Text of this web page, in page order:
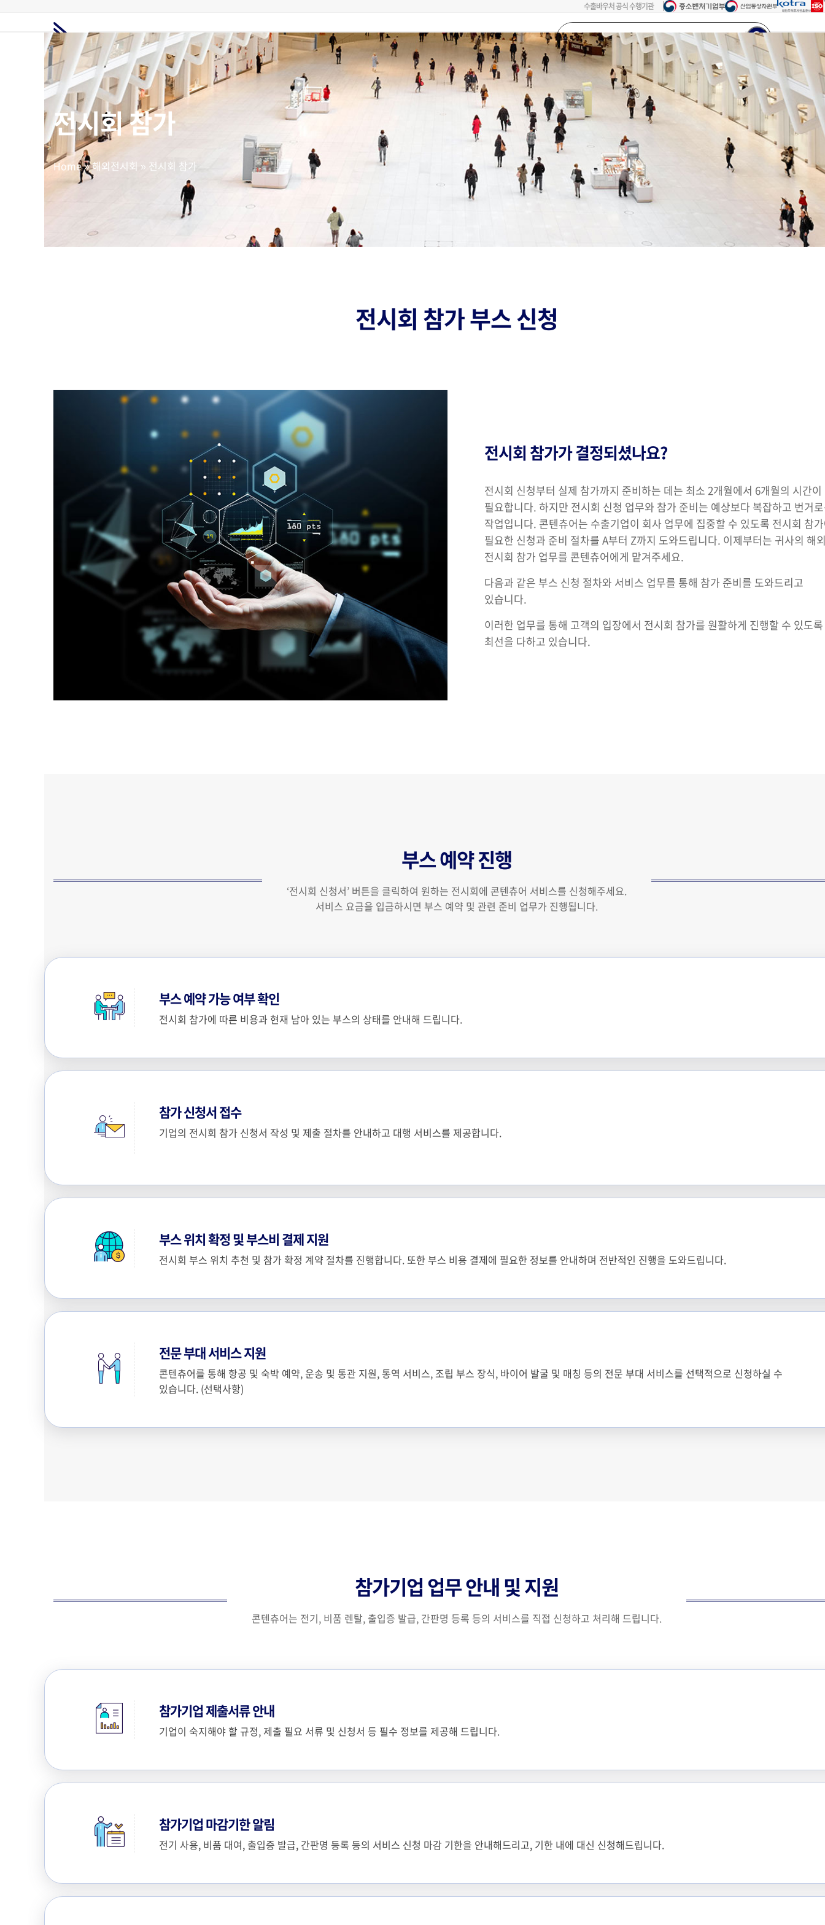
수출바우처 공식 수행기관
검색어를
입력해주세요...
회원가입 로그인
홈 전시회정보해외전시회전시부스 해외마케팅 고객사례Language
전시회 참가
Home»해외전시회 » 전시회 참가
전시회 참가 부스 신청
전시회 참가가 결정되셨나요?
전시회 신청부터 실제 참가까지 준비하는 데는 최소 2개월에서 6개월의 시간이
필요합니다. 하지만 전시회 신청 업무와 참가 준비는 예상보다 복잡하고 번거
작업입니다. 콘텐츄어는 수출기업이 회사 업무에 집중할 수 있도록 전시회 참
필요한 신청과 준비 절차를 A부터 Z까지 도와드립니다. 이제부터는 귀사의 해
전시회 참가 업무를 콘텐츄어에게 맡겨주세요.
다음과 같은 부스 신청 절차와 서비스 업무를 통해 참가 준비를 도와드리고
있습니다.
이러한 업무를 통해 고객의 입장에서 전시회 참가를 원활하게 진행할 수 있도록
최선을 다하고 있습니다.
부스 예약 진행
‘전시회 신청서’ 버튼을 클릭하여 원하는 전시회에 콘텐츄어 서비스를 신청해주세요.
서비스 요금을 입금하시면 부스 예약 및 관련 준비 업무가 진행됩니다.
부스 예약 가능 여부 확인
전시회 참가에 따른 비용과 현재 남아 있는 부스의 상태를 안내해 드립니다.
참가 신청서 접수
기업의 전시회 참가 신청서 작성 및 제출 절차를 안내하고 대행 서비스를 제공합니다.
부스 위치 확정 및 부스비 결제 지원
전시회 부스 위치 추천 및 참가 확정 계약 절차를 진행합니다. 또한 부스 비용 결제에 필요한 정보를 안내하며 전반적인 진행을 도와드립니다.
전문 부대 서비스 지원
콘텐츄어를 통해 항공 및 숙박 예약, 운송 및 통관 지원, 통역 서비스, 조립 부스 장식, 바이어 발굴 및 매칭 등의 전문 부대 서비스를 선택적으로 신청하실 수
있습니다. (선택사항)
참가기업 업무 안내 및 지원
콘텐츄어는 전기, 비품 렌탈, 출입증 발급, 간판명 등록 등의 서비스를 직접 신청하고 처리해 드립니다.
참가기업 제출서류 안내
기업이 숙지해야 할 규정, 제출 필요 서류 및 신청서 등 필수 정보를 제공해 드립니다.
참가기업 마감기한 알림
전기 사용, 비품 대여, 출입증 발급, 간판명 등록 등의 서비스 신청 마감 기한을 안내해드리고, 기한 내에 대신 신청해드립니다.